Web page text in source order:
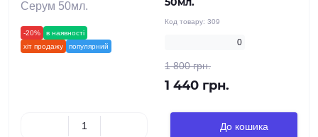
-20% в наявності
хіт продажу
популярний
Код товару: 309
0
1 800 грн.
1 440 грн.
До кошика